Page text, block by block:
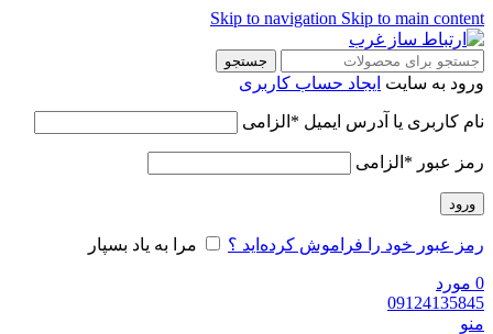
Skip to navigation Skip to main content
جستجو
ورود به سایت ایجاد حساب کاربری
نام کاربری یا آدرس ایمیل * الزامی
رمز عبور * الزامی
ورود
رمز عبور خود را فراموش کرده‌اید ؟ مرا به یاد بسپار
0 مورد
09124135845
منو